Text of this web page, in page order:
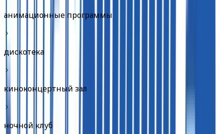
анимационные программы
дискотека
киноконцертный зал
ночной клуб